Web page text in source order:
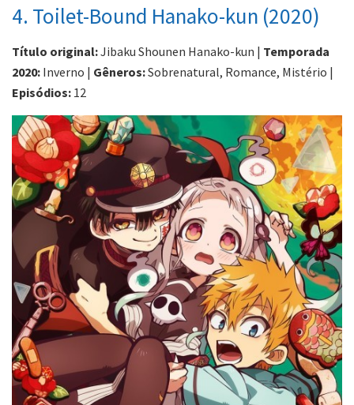
4. Toilet-Bound Hanako-kun (2020)
Título original:Jibaku Shounen Hanako-kun | Temporada
2020: Inverno | Gêneros:Sobrenatural, Romance, Mistério |
Episódios: 12